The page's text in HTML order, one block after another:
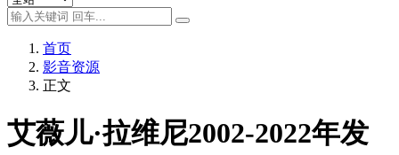
首页
影音资源
正文
艾薇儿·拉维尼2002-2022年发